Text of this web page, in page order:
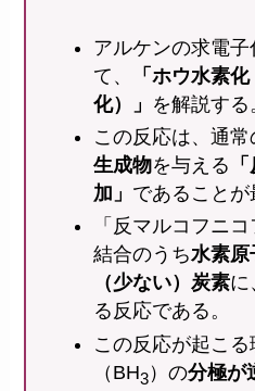
アルケンの求電
て、
「ホウ水素
化）」 を解説する
この反応は、通
生成物を与える
加」 であることが
「反マルコフニ
結合のうち水素原
（少ない）炭素に
る反応である。
この反応が起こる
（BH3）の分極が